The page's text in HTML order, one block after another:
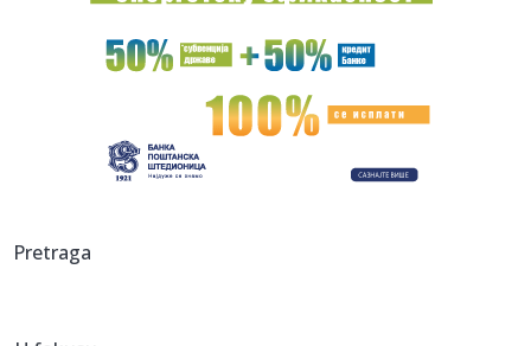
16:16:Mala strelica na instrument tabli koju mnogi vozači
godinama ne ...
Američka firma donela opremu za bušenje bez dozvole:
16:12:Turska ograničava pomorski saobraćaj ka Crnom moru
Pretraga